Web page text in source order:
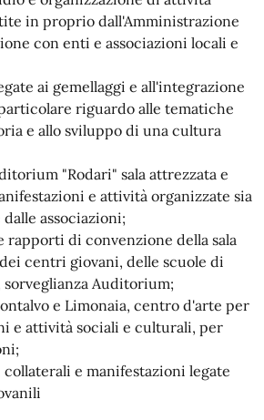
in proprio dall'Amministrazione
con enti e associazioni locali e
ai gemellaggi e all'integrazione
riguardo alle tematiche
e allo sviluppo di una cultura
"Rodari" sala attrezzata e
e attività organizzate sia
associazioni;
rapporti di convenzione della sala
centri giovani, delle scuole di
sorveglianza Auditorium;
e Limonaia, centro d'arte per
e attività sociali e culturali, per
e manifestazioni legate